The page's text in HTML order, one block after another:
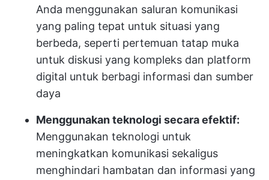
Anda menggunakan saluran komunikasi
yang paling tepat untuk situasi yang
berbeda, seperti pertemuan tatap muka
untuk diskusi yang kompleks dan platform
digital untuk berbagi informasi dan sumber
daya
Menggunakan teknologi secara efektif:
Menggunakan teknologi untuk
meningkatkan komunikasi sekaligus
menghindari hambatan dan informasi yang